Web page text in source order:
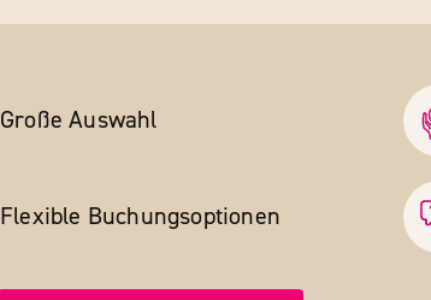
Große Auswahl
Flexible Buchungs­optionen